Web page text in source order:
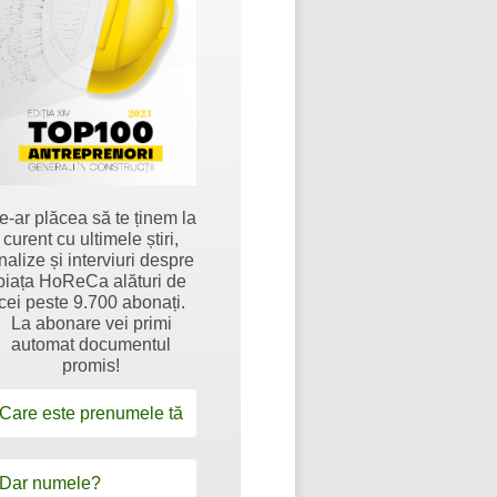
ar plăcea să te ținem la
curent cu ultimele știri,
și interviuri despre
HoReCa alături de
peste 9.700 abonați.
La abonare vei primi
automat documentul
promis!